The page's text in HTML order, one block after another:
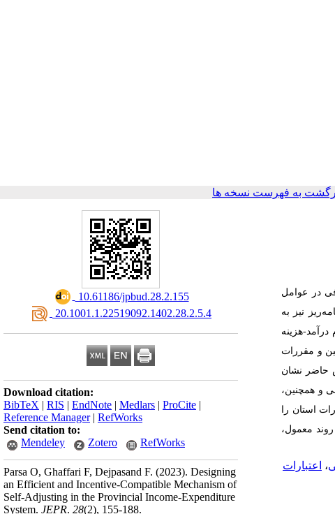
به فهرست نسخه ها
‎ 10.61186/jpbud.28.2.155
‎ 20.1001.1.22519092.1402.28.2.5.4
Download citation:
BibTeX | RIS | EndNote | Medlars | ProCite |
Reference Manager| RefWorks
Send citation to:
Mendeley
Zotero RefWorks
Parsa O, Ghaffari F, Dejpasand F. (2023). Designing
an Efficient and Incentive-Compatible Mechanism of
Self-Adjusting in the Provincial ‎Income-Expenditure
System. JEPR. 28(2), 155-188.
در عوامل
نیز به
هزینه
و مقررات
پژوهش ‏حاضر نشان
و همچنین،
استان را
علاوه بر روند معمول،
،
اعتبارات